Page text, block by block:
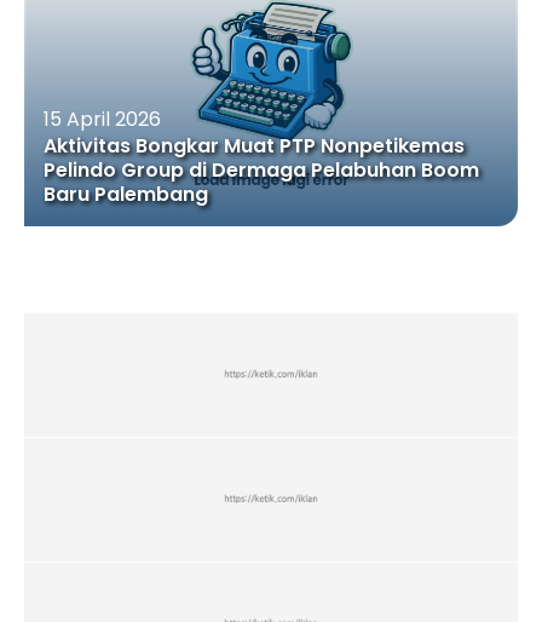
15 April 2026
Aktivitas Bongkar Muat PTP Nonpetikemas
Pelindo Group di Dermaga Pelabuhan Boom
Baru Palembang